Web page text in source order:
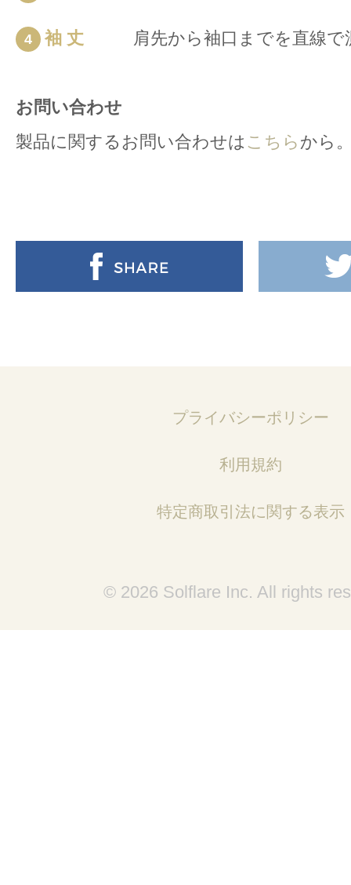
4 袖 丈 肩先から袖口までを直線で
お問い合わせ
製品に関するお問い合わせは こちら から
プライバシーポリシー
利用規約
特定商取引法に関する表示
© 2026 Solflare Inc. All rights